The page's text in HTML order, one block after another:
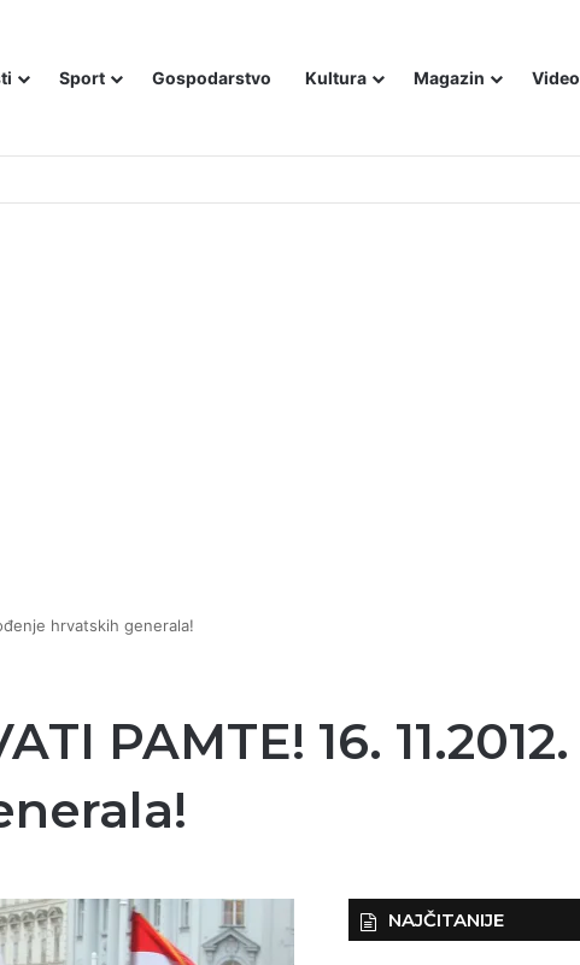
Sport Gospodarstvo Kultura Magazin Video
NE MOGU PROMIJENITI ISTINU
hrvatskih generala!
PAMTE! 16. 11.2012.
NAJČITANIJE